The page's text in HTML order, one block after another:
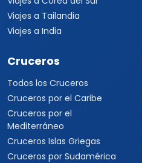
Viajes a Tailandia
Viajes a India
Cruceros
Todos los Cruceros
Cruceros por el Caribe
Cruceros por el
Mediterráneo
Cruceros Islas Griegas
Cruceros por Sudamérica